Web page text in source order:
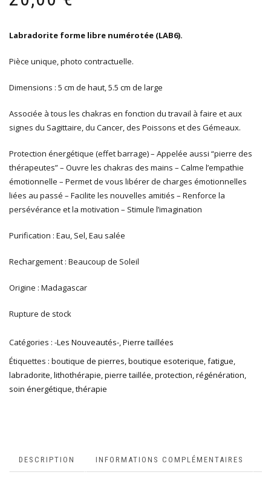
Labradorite forme libre numérotée (LAB6).
Pièce unique, photo contractuelle.
Dimensions : 5 cm de haut, 5.5 cm de large
Associée à tous les chakras en fonction du travail à faire et aux
signes du Sagittaire, du Cancer, des Poissons et des Gémeaux.
Protection énergétique (effet barrage) – Appelée aussi “pierre des
thérapeutes” – Ouvre les chakras des mains – Calme l’empathie
émotionnelle – Permet de vous libérer de charges émotionnelles
liées au passé – Facilite les nouvelles amitiés – Renforce la
persévérance et la motivation – Stimule l’imagination
Purification : Eau, Sel, Eau salée
Rechargement : Beaucoup de Soleil
Origine : Madagascar
Rupture de stock
Catégories : -Les Nouveautés-,Pierre taillées
Étiquettes : boutique de pierres,boutique esoterique,fatigue,
labradorite,lithothérapie,pierre taillée,protection,régénération,
soin énergétique,thérapie
DESCRIPTION INFORMATIONS COMPLÉMENTAIRES